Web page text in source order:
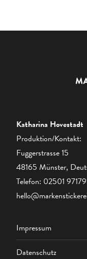
Katharina Hovestadt
Produktion/Kontakt:
Fuggerstrasse 15
48165 Münster,
Telefon: 02501
Impressum
Datenschutz